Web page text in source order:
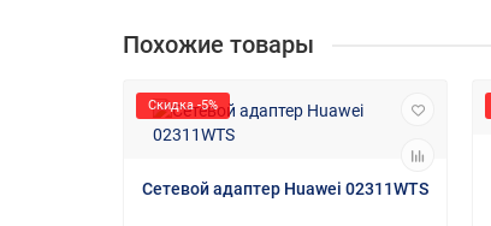
Похожие товары
Скидка -5%
Сетевой адаптер Huawei 02311WTS